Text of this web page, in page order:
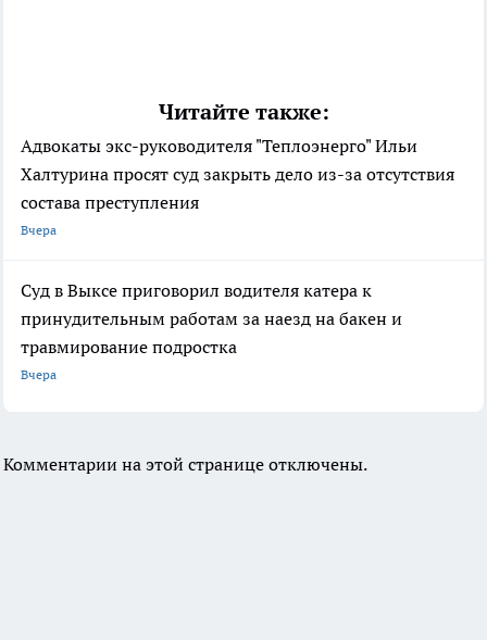
Читайте также:
Адвокаты экс-руководителя "Теплоэнерго" Ильи
Халтурина просят суд закрыть дело из-за отсутствия
состава преступления
Вчера
Суд в Выксе приговорил водителя катера к
принудительным работам за наезд на бакен и
травмирование подростка
Вчера
Комментарии на этой странице отключены.